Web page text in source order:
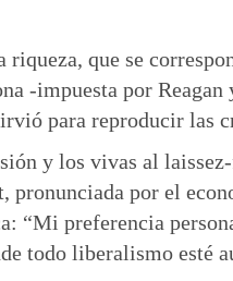
que se
-impuesta por Reagan
para reproducir las
y los vivas al
pronunciada por el
“Mi preferencia
todo liberalismo esté